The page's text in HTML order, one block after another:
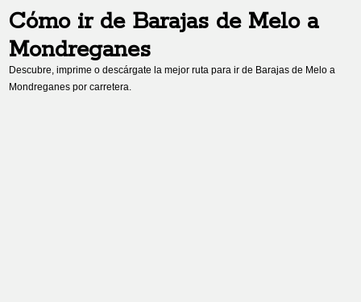
Cómo ir de Barajas de Meloa
Mondreganes
Descubre, imprime o descárgate la mejor ruta para ir de Barajas de Melo a
Mondreganes por carretera.